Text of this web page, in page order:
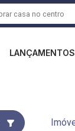
LANÇAMENTOS